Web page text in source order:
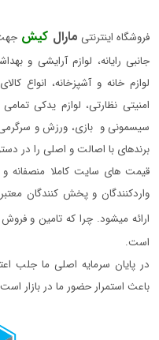
فروشگاه اینترنتی مارال کیش
جانبی رایانه، لوازم آرایشی و
لوازم خانه و آشپزخانه، انواع
امنیتی نظارتی، لوازم یدکی
سیسمونی و بازی، ورزش و سرگرمی
برندهای با اصالت و اصلی را در
قیمت های سایت کاملا منصفانه و
واردکنندگان و پخش کنندگان
ارائه میشود. چرا که تامین و
است.
در پایان سرمایه اصلی ما جلب
باعث استمرار حضور ما در بازار است